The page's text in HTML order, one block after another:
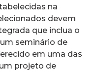
na
devem
que inclua o
seminário de
em uma das
projeto de